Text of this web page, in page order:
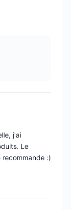
j'ai
Le
:)